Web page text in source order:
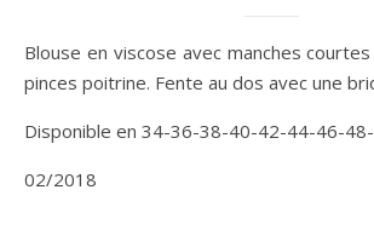
Blouse en viscose avec manches courtes larges à fronces,
pinces poitrine. Fente au dos avec une
Disponible en 34-36-38-40-42-44-46-
02/2018